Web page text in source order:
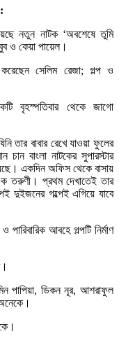
নতুন নাটক ‘অবশেষে তুমি
ও কেয়া পায়েল।
করেছেন সেলিম রেজা; গল্প ও
বৃহস্পতিবার থেকে জাগো
তার বাবার রেখে যাওয়া ফুলের
বাংলা নাটকের সুপারস্টার
একদিন অফিস থেকে বাসায়
তরুণী। প্রথম দেখাতেই তার
দুইজনের গল্পেই এগিয়ে যাবে
পারিবারিক আবহে গল্পটি নির্মাণ
পাপিয়া, ডিকন নূর, আশরাফুল